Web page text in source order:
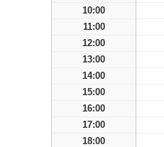
10:00
11:00
12:00
13:00
14:00
15:00
16:00
17:00
18:00